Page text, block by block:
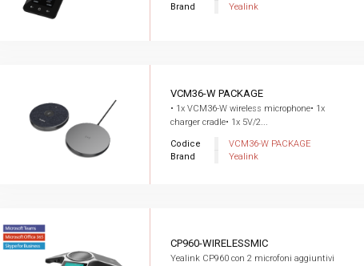
Brand
Yealink
VCM36-W PACKAGE
• 1x VCM36-W wireless microphone• 1x
charger cradle• 1x 5V/2...
Codice
VCM36-W PACKAGE
Brand
Yealink
CP960-WIRELESSMIC
Yealink CP960 con 2 microfoni aggiuntivi